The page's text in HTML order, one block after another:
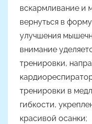
вскармливание и
вернуться в
улучшения
внимание
тренировки,
тренировки в
гибкости,
красивой осанки;